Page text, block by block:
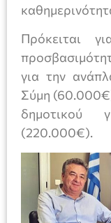
Πρόκειται
για την
Σύμη (60.000€)
δημοτικού
(220.000€).